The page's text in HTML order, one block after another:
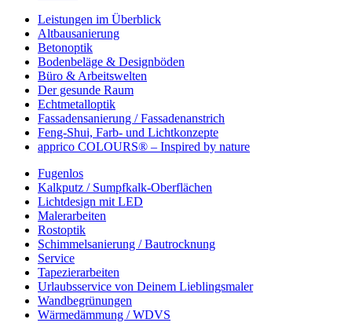
Leistungen im Überblick
Altbausanierung
Betonoptik
Bodenbeläge & Designböden
Büro & Arbeitswelten
Der gesunde Raum
Echtmetalloptik
Fassadensanierung / Fassadenanstrich
Feng-Shui, Farb- und Lichtkonzepte
apprico COLOURS® – Inspired by nature
Fugenlos
Kalkputz / Sumpfkalk-Oberflächen
Lichtdesign mit LED
Malerarbeiten
Rostoptik
Schimmelsanierung / Bautrocknung
Service
Tapezierarbeiten
Urlaubsservice von Deinem Lieblingsmaler
Wandbegrünungen
Wärmedämmung / WDVS